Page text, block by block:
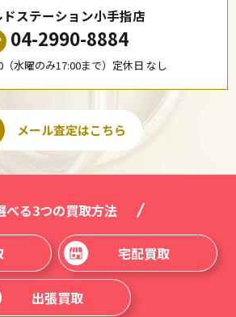
ドステーション小手指店
04-2990-8884
（水曜のみ17:00まで）定休日 なし
メール査定はこちら
べる3つの買取方法
宅配買取
出張買取